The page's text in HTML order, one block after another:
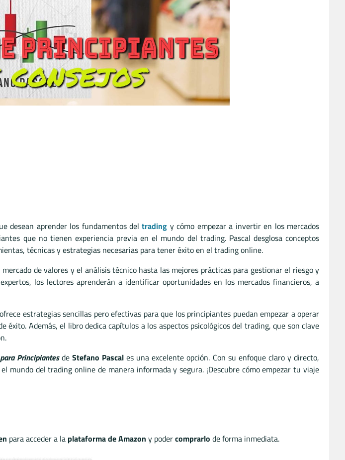
desean aprender los fundamentos deltrading y cómo empezar a invertir en los mercados
que no tienen experiencia previa en el mundo del trading. Pascal desglosa conceptos
técnicas y estrategias necesarias para tener éxito en el trading online.
de valores y el análisis técnico hasta las mejores prácticas para gestionar el riesgo y
los lectores aprenderán a identificar oportunidades en los mercados financieros, a
estrategias sencillas pero efectivas para que los principiantes puedan empezar a operar
Además, el libro dedica capítulos a los aspectos psicológicos del trading, que son clave
Principiantesde Stefano Pascal es una excelente opción. Con su enfoque claro y directo,
del trading online de manera informada y segura. ¡Descubre cómo empezar tu viaje
para acceder a la plataforma de Amazon y podercomprarlo de forma inmediata.